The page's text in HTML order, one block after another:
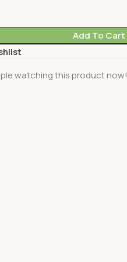
Add To Cart
watching this product now!